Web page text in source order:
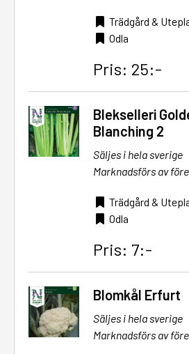
Trädgård &
Odla
Pris: 25:-
Blekselleri
Blanching 2
Säljes i hela sverige
Marknadsförs av
Trädgård &
Odla
Pris: 7:-
Blomkål Erfurt
Säljes i hela sverige
Marknadsförs av